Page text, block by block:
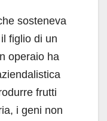
sosteneva
figlio di un
operaio ha
frutti
i geni non